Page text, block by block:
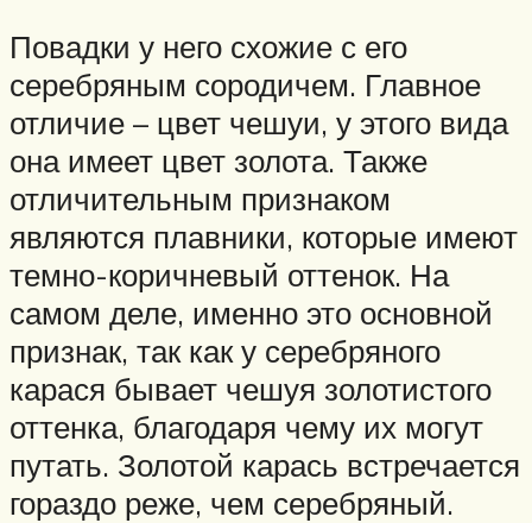
Повадки у него схожие с его
серебряным сородичем. Главное
отличие – цвет чешуи, у этого вида
она имеет цвет золота. Также
отличительным признаком
являются плавники, которые имеют
темно-коричневый оттенок. На
самом деле, именно это основной
признак, так как у серебряного
карася бывает чешуя золотистого
оттенка, благодаря чему их могут
путать. Золотой карась встречается
гораздо реже, чем серебряный.